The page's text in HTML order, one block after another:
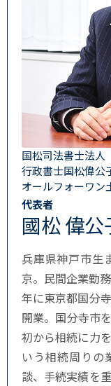
国松司法書士法人
行政書士国松偉公
オールフォーワン
代表者
國松 偉公
兵庫県神戸市生
京。民間企業勤
年に東京都国分
開業。国分寺市
初から相続に力
いう相続周りの
談、手続実績を